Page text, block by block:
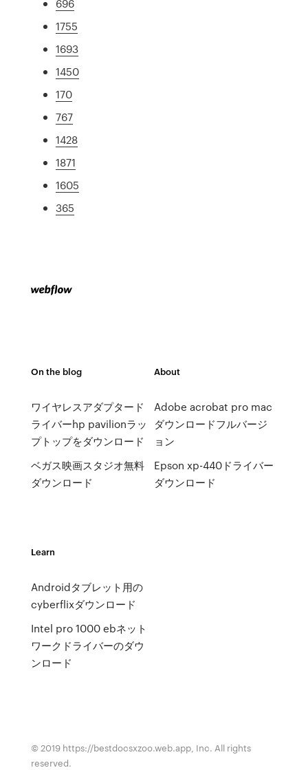
696
1755
1693
1450
170
767
1428
1871
1605
365
On the blog
ワイヤレスアダプタード
ライバーhp pavilionラッ
プトップをダウンロード
ベガス映画スタジオ無料
ダウンロード
About
Adobe acrobat pro mac
ダウンロードフルバージ
ョン
Epson xp-440ドライバー
ダウンロード
Learn
Androidタブレット用の
cyberflixダウンロード
Intel pro 1000 ebネット
ワークドライバーのダウ
ンロード
© 2019 https://bestdocsxzoo.web.app, Inc. All rights
reserved.